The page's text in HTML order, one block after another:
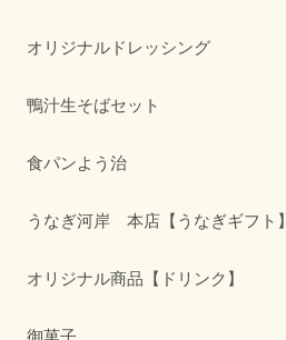
オリジナルドレッシング
鴨汁生そばセット
食パンよう治
うなぎ河岸 本店【うなぎギフト】
オリジナル商品【ドリンク】
御菓子